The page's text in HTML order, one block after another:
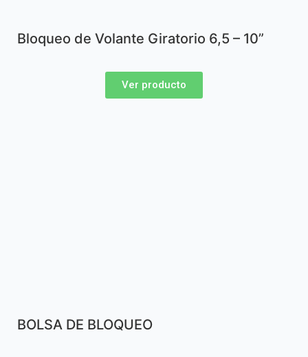
Bloqueo de Volante Giratorio 6,5 – 10”
Ver producto
BOLSA DE BLOQUEO